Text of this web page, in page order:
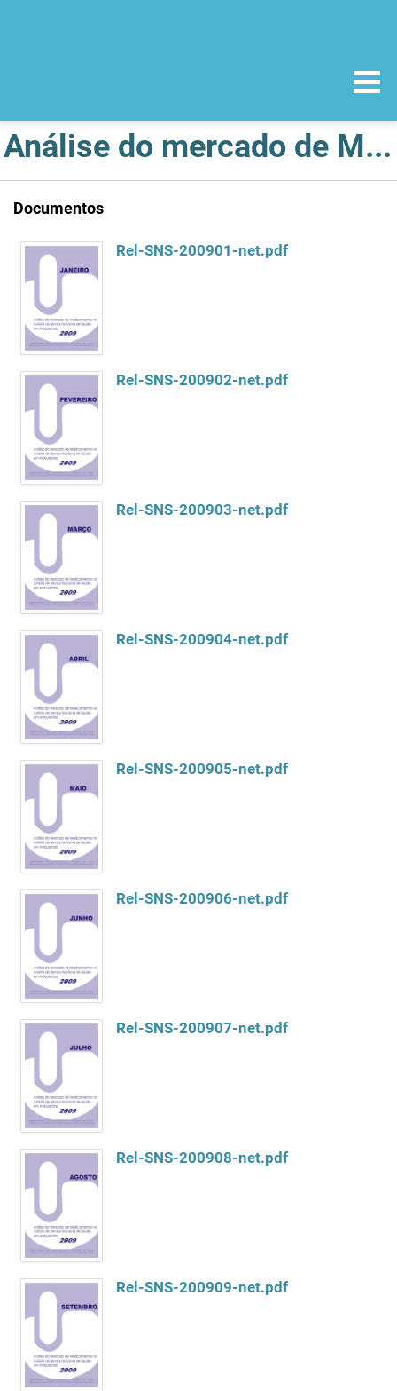
Análise do mercado de Medicamentos no âmbito do Serviço Nacional de Saúde
Documentos
Rel-SNS-200901-net.pdf
Rel-SNS-200902-net.pdf
Rel-SNS-200903-net.pdf
Rel-SNS-200904-net.pdf
Rel-SNS-200905-net.pdf
Rel-SNS-200906-net.pdf
Rel-SNS-200907-net.pdf
Rel-SNS-200908-net.pdf
Rel-SNS-200909-net.pdf